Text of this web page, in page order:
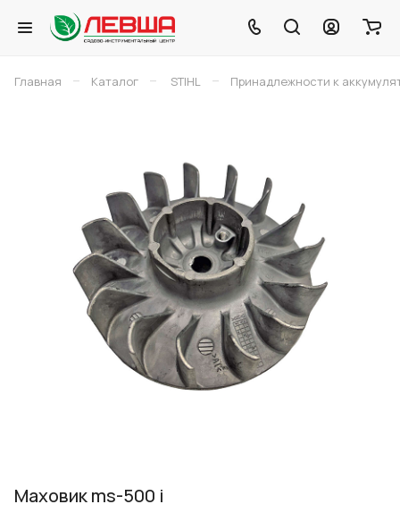
Главная – Каталог – STIHL – Принадлежности к
Маховик ms-500 i